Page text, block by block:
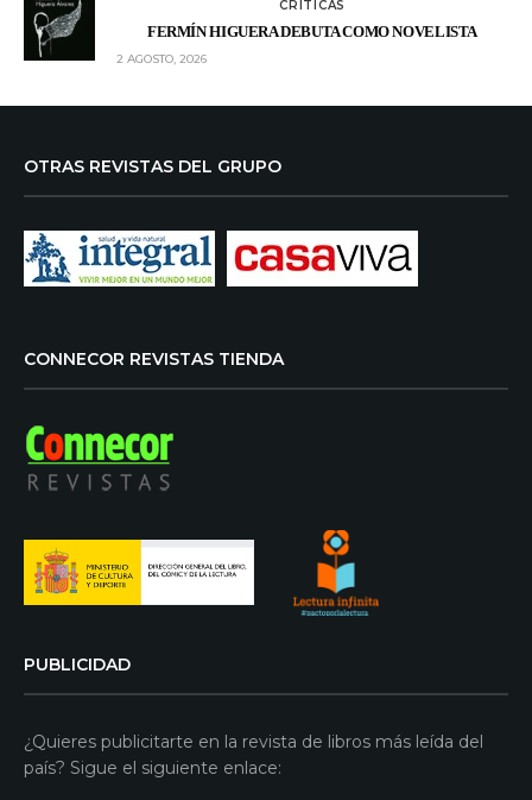
CRÍTICAS
FERMÍN HIGUERA DEBUTA COMO NOVELISTA
2 AGOSTO, 2026
OTRAS REVISTAS DEL GRUPO
CONNECOR REVISTAS TIENDA
PUBLICIDAD
¿Quieres publicitarte en la revista de libros más leída del
país? Sigue el siguiente enlace: